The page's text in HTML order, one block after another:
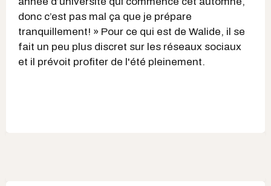
donc c’est pas mal ça que je prépare
tranquillement! » Pour ce qui est de Walide, il se
fait un peu plus discret sur les réseaux sociaux
et il prévoit profiter de l'été pleinement.